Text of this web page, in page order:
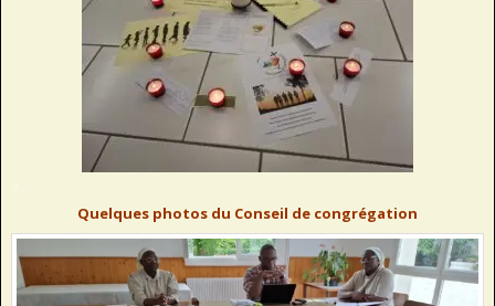
..
Quelques photos du Conseil de congrégation